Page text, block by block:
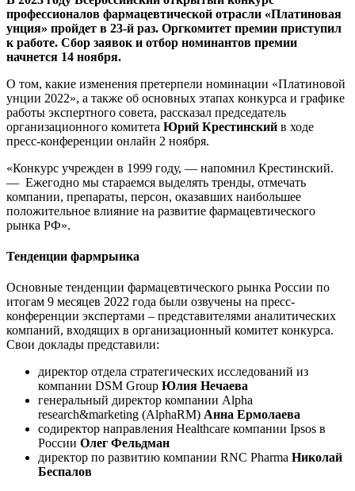
профессионалов фармацевтической отрасли «Платиновая
унция» пройдет в 23-й раз. Оргкомитет премии приступил
к работе. Сбор заявок и отбор номинантов премии
начнется 14 ноября.
О том, какие изменения претерпели номинации «Платиновой
унции 2022», а также об основных этапах конкурса и графике
работы экспертного совета, рассказал председатель
организационного комитета Юрий Крестинский в ходе
пресс-конференции онлайн 2 ноября.
«Конкурс учрежден в 1999 году, — напомнил Крестинский.
— Ежегодно мы стараемся выделять тренды, отмечать
компании, препараты, персон, оказавших наибольшее
положительное влияние на развитие фармацевтического
рынка РФ».
Тенденции фармрынка
Основные тенденции фармацевтического рынка России по
итогам 9 месяцев 2022 года были озвучены на пресс-
конференции экспертами – представителями аналитических
компаний, входящих в организационный комитет конкурса.
Свои доклады представили:
директор отдела стратегических исследований из
компании DSM Group Юлия Нечаева
генеральный директор компании Alpha
research&marketing (AlphaRM) Анна Ермолаева
содиректор направления Healthcare компании Ipsos в
России Олег Фельдман
директор по развитию компании RNC Pharma Николай
Беспалов